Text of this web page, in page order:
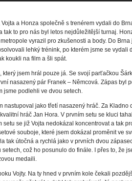
a Honza společně s trenérem vydali do
tak to pro nás byl letos nejdůležitější turnaj.
vyrazil pro zkušenosti a body. Do
lehký trénink, po kterém jsme se vydali
koukli na film a šli spát.
který jsem hrál pouze já. Se svojí parťačkou
nasazený pár Franek – Němcová. Zápas byl
jsme podlehli ve dvou setech.
nastupoval jako třetí nasazený hráč. Za Kladno
hráč Jan Hora. V prvním setu se kluci
setu se již Vojta nedokázal koncentrovat a tak
souboje, které jsem dokázal proměnit ve
tak útočná a rychlá jako v prvních dvou
což ho posunulo do finále. I přes to, že
medaili.
Vojty. Na ty hned v prvním kole čekali